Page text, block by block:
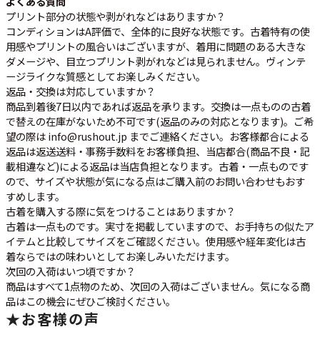
プリント部分の状態や剥がれなどはありますか？
コンディションはA評価で、全体的に良好な状態です。古着特有の使
用感やプリントの風合いはございますが、着用に問題のある大きな
ダメージや、目立つプリント剥がれなどは見られません。ヴィンテ
ージライクな質感としてお楽しみください。
返品・交換は対応していますか？
商品到着後7日以内であれば返品を承ります。交換は一点ものの古着
で替えの在庫がないため不可です(返品のみの対応となります)。ご希
望の際は info@rushout.jp までご連絡ください。お客様都合による
返品は返送送料・事務手数料をお客様負担、当店都合(商品不良・記
載相違など)による返品は当店負担となります。古着・一点ものです
ので、サイズや状態が気になる点はご購入前のお問い合わせもおす
すめします。
古着を購入する際に気をつけることはありますか？
古着は一点ものです。実寸を掲載していますので、お手持ちの似たア
イテムと比較してサイズをご確認ください。使用感や経年変化は古
着ならではの味わいとしてお楽しみいただけます。
次回の入荷はいつ頃ですか？
商品はすべて1点物のため、次回の入荷はございません。気になる商
品はこの機会にぜひご検討ください。
★お客様の声